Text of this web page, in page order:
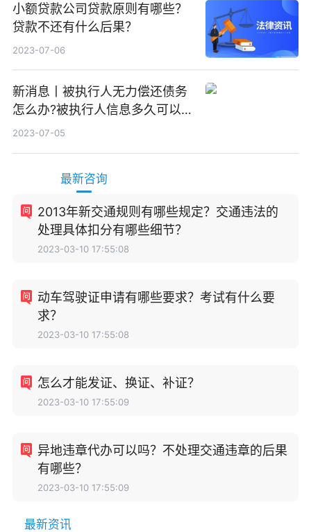
小额贷款公司贷款原则有哪些？
贷款不还有什么后果？
2023-07-06
新消息丨被执行人无力偿还债务
怎么办?被执行人信息多久可以
消除?
2023-07-05
最新咨询
2013年新交通规则有哪些规定？交通违法的
处理具体扣分有哪些细节？
2023-03-10 17:55:08
动车驾驶证申请有哪些要求？考试有什么要
求？
2023-03-10 17:55:08
怎么才能发证、换证、补证？
2023-03-10 17:55:09
异地违章代办可以吗？不处理交通违章的后果
有哪些？
2023-03-10 17:55:09
最新资讯